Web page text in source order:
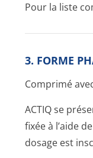
Pour la liste
3. FORME
Comprimé
ACTIQ se
fixée à l’aide
dosage est